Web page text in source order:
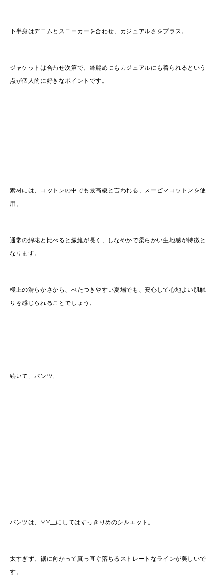
下半身はデニムとスニーカーを合わせ、カジュアルさをプラス。
ジャケットは合わせ次第で、綺麗めにもカジュアルにも着られるという
点が個人的に好きなポイントです。
素材には、コットンの中でも最高級と言われる、スーピマコットンを使
用。
通常の綿花と比べると繊維が長く、しなやかで柔らかい生地感が特徴と
なります。
極上の滑らかさから、べたつきやすい夏場でも、安心して心地よい肌触
りを感じられることでしょう。
続いて、パンツ。
パンツは、MY__にしてはすっきりめのシルエット。
太すぎず、裾に向かって真っ直ぐ落ちるストレートなラインが美しいで
す。